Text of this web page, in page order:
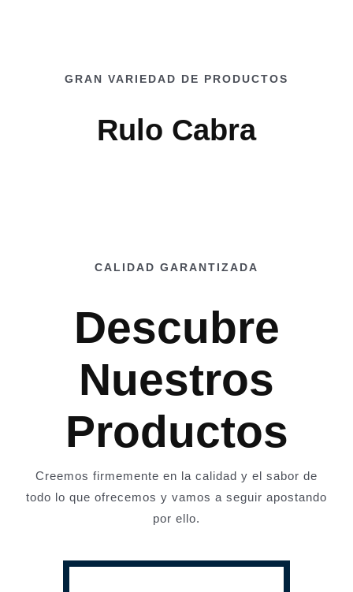
GRAN VARIEDAD DE PRODUCTOS
Rulo Cabra
CALIDAD GARANTIZADA
Descubre
Nuestros
Productos
Creemos firmemente en la calidad y el sabor de
todo lo que ofrecemos y vamos a seguir apostando
por ello.